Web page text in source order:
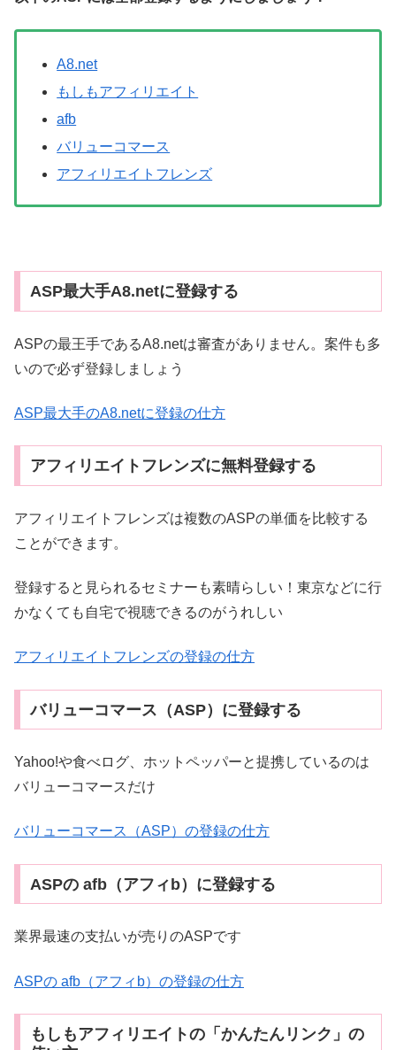
A8.net
もしもアフィリエイト
afb
バリューコマース
アフィリエイトフレンズ
ASP最大手A8.netに登録する
ASPの最王手であるA8.netは審査がありません。案件も多
いので必ず登録しましょう
ASP最大手のA8.netに登録の仕方
アフィリエイトフレンズに無料登録する
アフィリエイトフレンズは複数のASPの単価を比較する
ことができます。
登録すると見られるセミナーも素晴らしい！東京などに行
かなくても自宅で視聴できるのがうれしい
アフィリエイトフレンズの登録の仕方
バリューコマース（ASP）に登録する
Yahoo!や食べログ、ホットペッパーと提携しているのは
バリューコマースだけ
バリューコマース（ASP）の登録の仕方
ASPの afb（アフィb）に登録する
業界最速の支払いが売りのASPです
ASPの afb（アフィb）の登録の仕方
もしもアフィリエイトの「かんたんリンク」の